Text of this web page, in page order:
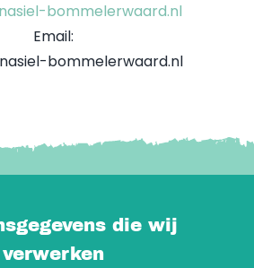
bommelerwaard.nl
Email:
bommelerwaard.nl
die wij
verwerken